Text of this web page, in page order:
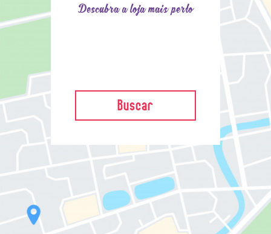
Descubra a loja mais perto
Buscar